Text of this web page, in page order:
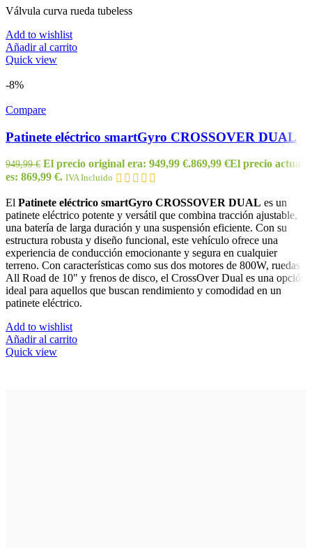
Válvula curva rueda tubeless
Add to wishlist
Añadir al carrito
Quick view
-8%
Compare
Patinete eléctrico smartGyro CROSSOVER DUAL
949,99€ El precio original era: 949,99 €.869,99 €El precio actual
es: 869,99 €. IVA Incluido
El Patinete eléctrico smartGyro CROSSOVER DUAL es un
patinete eléctrico potente y versátil que combina tracción ajustable,
una batería de larga duración y una suspensión eficiente. Con su
estructura robusta y diseño funcional, este vehículo ofrece una
experiencia de conducción emocionante y segura en cualquier
terreno. Con características como sus dos motores de 800W, ruedas
All Road de 10" y frenos de disco, el CrossOver Dual es una opción
ideal para aquellos que buscan rendimiento y comodidad en un
patinete eléctrico.
Add to wishlist
Añadir al carrito
Quick view